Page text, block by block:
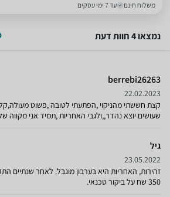
משלוח חינם עד 7 ימי עסקים
נמצאו 4 חוות דעת
berrebi26263
22.02.2023
קצת חששתי מהניקוי ,הפתעתי לטובה ,פשוט
שעושים יוצא נהדר,,ולגבי האחריות ,תמיד אני מקווה
גיל
23.05.2022
זהירות, האחריות היא בערבון מוגבל. לאחר שנתיים
350 שח על ביקור טכנאי.